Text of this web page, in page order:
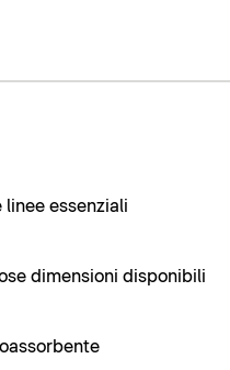
essenziali
dimensioni disponibili